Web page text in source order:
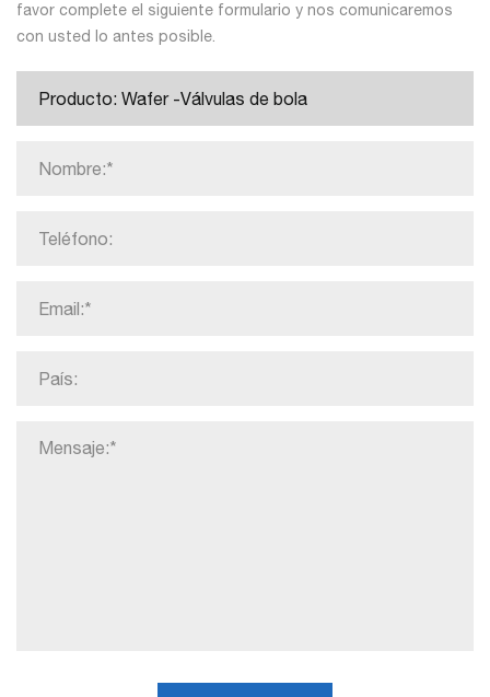
favor complete el siguiente formulario y nos comunicaremos
con usted lo antes posible.